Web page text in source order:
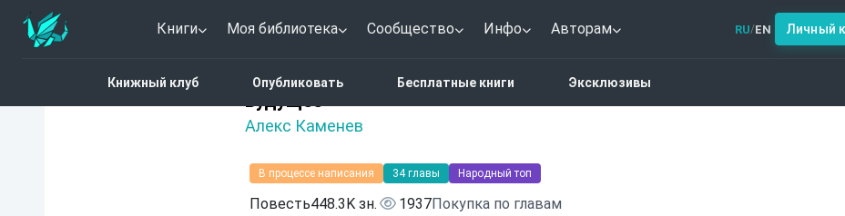
Книги Моя библиотека Сообщество Инфо Авторам RU/EN Личный
Книжный клуб Опубликовать Бесплатные книги Эксклюзивы
Будущее
Алекс Каменев
5 (2)
В процессе написания 34 главы Народный топ
Повесть448.3K зн. 1937Покупка по главам